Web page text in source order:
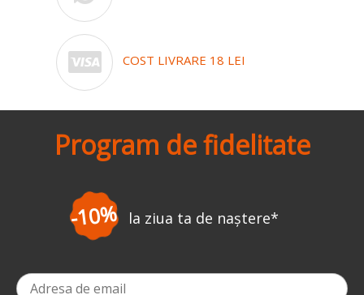
COST LIVRARE 18 LEI
Program de fidelitate
-3% la prima comandă